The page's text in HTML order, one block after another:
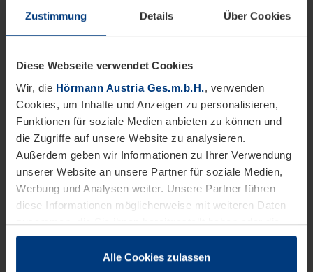
Zustimmung Details Über Cookies
Diese Webseite verwendet Cookies
Wir, die Hörmann Austria Ges.m.b.H., verwenden
Cookies, um Inhalte und Anzeigen zu personalisieren,
Funktionen für soziale Medien anbieten zu können und
die Zugriffe auf unsere Website zu analysieren.
Außerdem geben wir Informationen zu Ihrer Verwendung
unserer Website an unsere Partner für soziale Medien,
Werbung und Analysen weiter. Unsere Partner führen
diese Informationen möglicherweise mit weiteren Daten
zusammen, die Sie ihnen bereitgestellt haben oder die
sie im Rahmen Ihrer Nutzung der Dienste gesammelt
Alle Cookies zulassen